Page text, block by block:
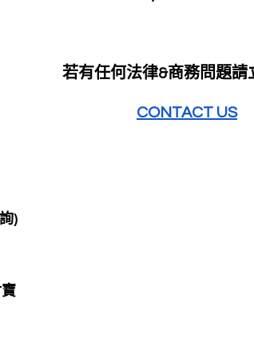
若有任
CONTACT US
)